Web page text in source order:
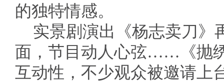
的独特情感。
实景剧演出《杨志卖刀》
面，节目动人心弦……《抛
互动性，不少观众被邀请